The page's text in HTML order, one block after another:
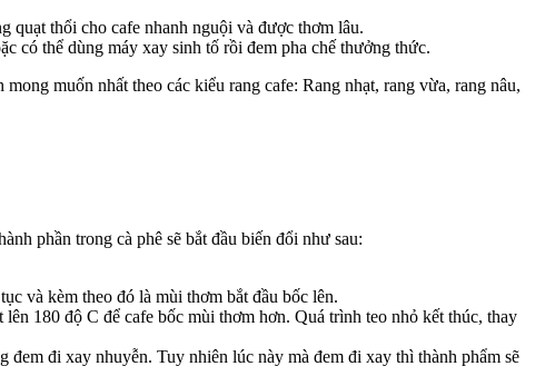
quạt thổi cho cafe nhanh nguội và được thơm lâu.
có thể dùng máy xay sinh tố rồi đem pha chế thưởng thức.
muốn nhất theo các kiểu rang cafe: Rang nhạt, rang vừa, rang nâu,
phần trong cà phê sẽ bắt đầu biến đổi như sau:
và kèm theo đó là mùi thơm bắt đầu bốc lên.
180 độ C để cafe bốc mùi thơm hơn. Quá trình teo nhỏ kết thúc, thay
đem đi xay nhuyễn. Tuy nhiên lúc này mà đem đi xay thì thành phẩm sẽ